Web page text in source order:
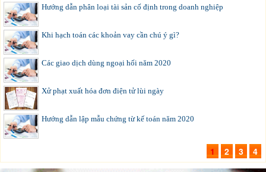
Hướng dẫn phân loại tài sản cố định trong doanh nghiệp
Khi hạch toán các khoản vay cần chú ý gì?
Các giao dịch dùng ngoại hối năm 2020
Xử phạt xuất hóa đơn điện tử lùi ngày
Hướng dẫn lập mẫu chứng từ kế toán năm 2020
1 2 3 4